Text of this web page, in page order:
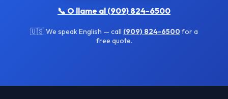
📞 O llame al (909) 824-6500
🇺🇸 We speak English — call (909) 824-6500for a
free quote.